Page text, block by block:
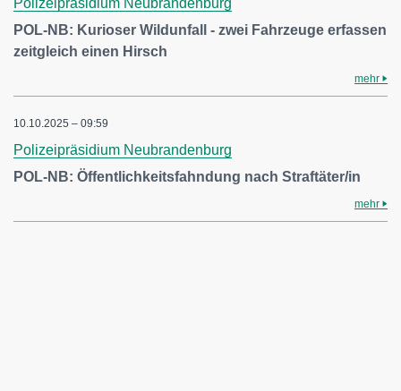
Polizeipräsidium Neubrandenburg
POL-NB: Kurioser Wildunfall - zwei Fahrzeuge erfassen
zeitgleich einen Hirsch
mehr
10.10.2025 – 09:59
Polizeipräsidium Neubrandenburg
POL-NB: Öffentlichkeitsfahndung nach Straftäter/in
mehr